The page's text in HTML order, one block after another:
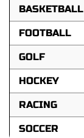
BASKETBALL
FOOTBALL
GOLF
HOCKEY
RACING
SOCCER